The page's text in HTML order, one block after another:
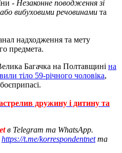
- Незаконне поводження зі
вибуховими речовинами та
надходження та мету
предмета.
Багачка на Полтавщині на
тіло 59-річного чоловіка,
дружину і дитину та
в Telegram та WhatsApp.
https://t.me/korrespondentnetта